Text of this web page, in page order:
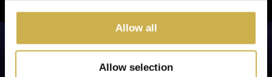
Allow all
Allow selection